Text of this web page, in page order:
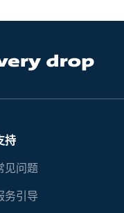
持
见问题
务引导